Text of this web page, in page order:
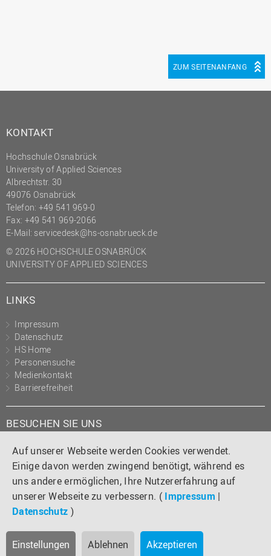
Auf unserer Webseite werden Cookies verwendet.
Einige davon werden zwingend benötigt, während es
uns andere ermöglichen, Ihre Nutzererfahrung auf
unserer Webseite zu verbessern. ( Impressum |
Datenschutz )
Einstellungen Ablehnen Akzeptieren
ZUM SEITENANFANG
KONTAKT
Hochschule Osnabrück
University of Applied Sciences
Albrechtstr. 30
49076 Osnabrück
Telefon: +49 541 969-0
Fax: +49 541 969-2066
E-Mail: servicedesk@hs-osnabrueck.de
© 2026 HOCHSCHULE OSNABRÜCK
UNIVERSITY OF APPLIED SCIENCES
LINKS
Impressum
Datenschutz
HS Home
Personensuche
Medienkontakt
Barrierefreiheit
BESUCHEN SIE UNS
Instagram
TiktokLinkedIn
YouTube
Facebook